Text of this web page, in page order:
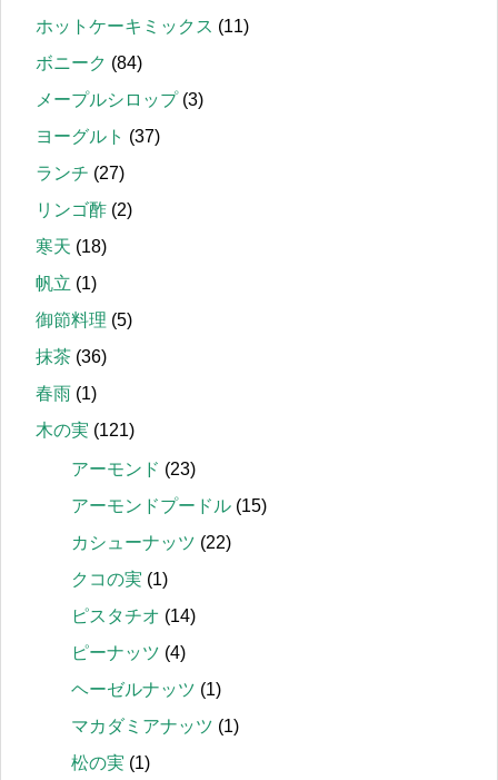
ホットケーキミックス (11)
ボニーク (84)
メープルシロップ(3)
ヨーグルト (37)
ランチ (27)
リンゴ酢 (2)
寒天 (18)
帆立 (1)
御節料理 (5)
抹茶 (36)
春雨 (1)
木の実 (121)
アーモンド (23)
アーモンドプードル (15)
カシューナッツ (22)
クコの実 (1)
ピスタチオ (14)
ピーナッツ (4)
ヘーゼルナッツ (1)
マカダミアナッツ (1)
松の実 (1)